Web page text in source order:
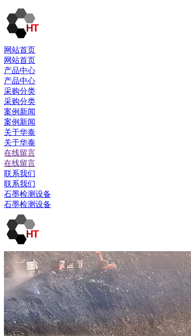
网站首页
网站首页
产品中心
产品中心
采购分类
采购分类
案例新闻
案例新闻
关于华泰
关于华泰
在线留言
在线留言
联系我们
联系我们
石墨检测设备
石墨检测设备